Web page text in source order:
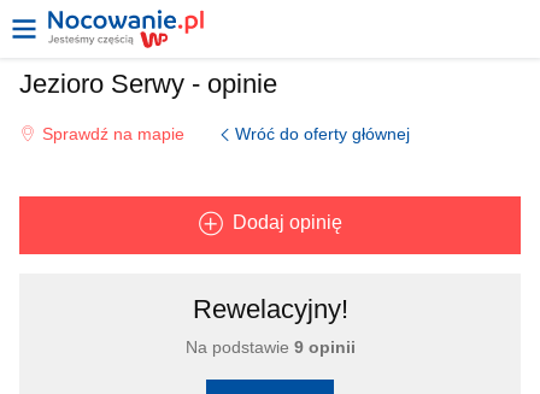
Jezioro Serwy - opinie
Sprawdź na mapie Wróć do oferty głównej
Dodaj opinię
Rewelacyjny!
Na podstawie 9 opinii